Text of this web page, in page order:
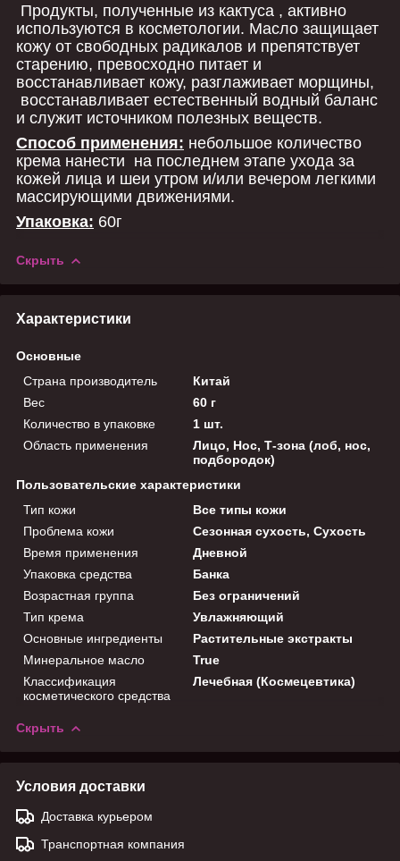
Продукты, полученные из кактуса , активно
используются в косметологии. Масло защищает
кожу от свободных радикалов и препятствует
старению, превосходно питает и
восстанавливает кожу, разглаживает морщины,
восстанавливает естественный водный баланс
и служит источником полезных веществ.
Способ применения: небольшое количество
крема нанести на последнем этапе ухода за
кожей лица и шеи утром и/или вечером легкими
массирующими движениями.
Упаковка: 60г
Скрыть
Характеристики
Основные
Страна производитель
Китай
Вес
60 г
Количество в упаковке
1 шт.
Область применения
Лицо, Нос, Т-зона (лоб, нос,
подбородок)
Пользовательские характеристики
Тип кожи
Все типы кожи
Проблема кожи
Сезонная сухость, Сухость
Время применения
Дневной
Упаковка средства
Банка
Возрастная группа
Без ограничений
Тип крема
Увлажняющий
Основные ингредиенты
Растительные экстракты
Минеральное масло
True
Классификация
косметического средства
Лечебная (Космецевтика)
Скрыть
Условия доставки
Доставка курьером
Транспортная компания